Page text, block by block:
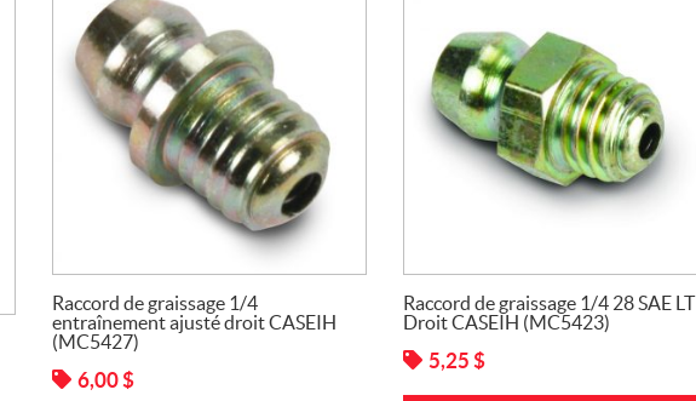
Raccord de graissage 1/4
entraînement ajusté droit CASEIH
(MC5427)
6,00$
Raccord de graissage 1/4 28 SAE LT
Droit CASEIH (MC5423)
5,25 $